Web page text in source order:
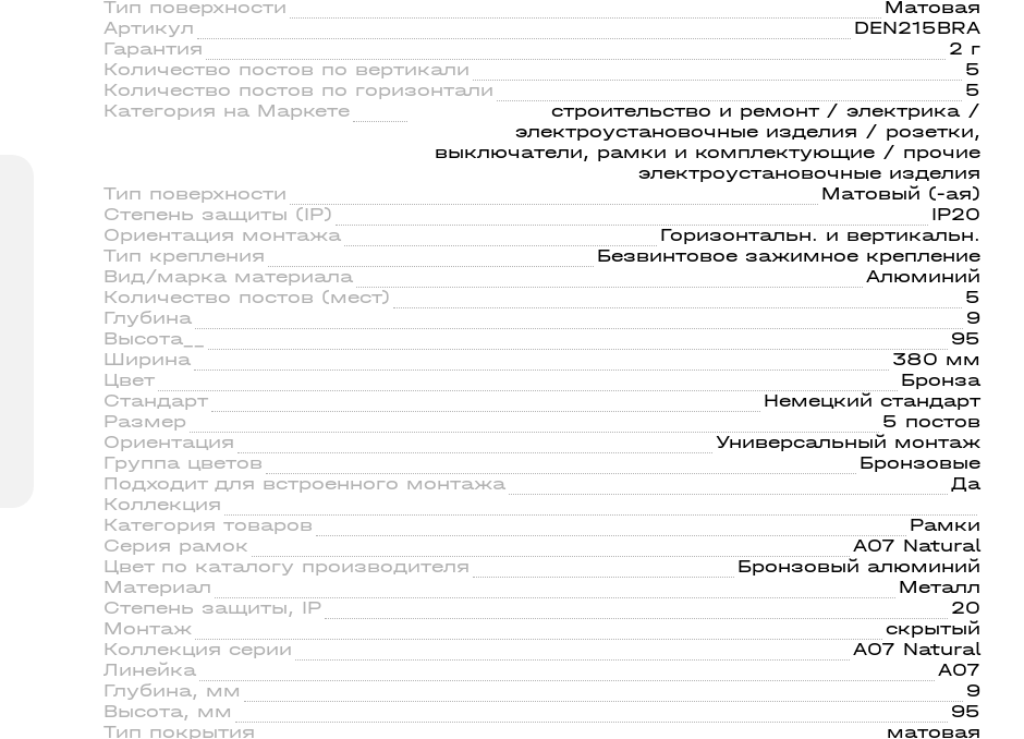
светильники56
45
светом21
Тип поверхности
Матовая
Артикул
DEN215BRA
Гарантия
2 г
Количество постов по вертикали
5
Количество постов по горизонтали
5
Категория на Маркете
строительство и ремонт / электрика /
электроустановочные изделия / розетки,
выключатели, рамки и комплектующие / прочие
электроустановочные изделия
Тип поверхности
Матовый (-ая)
Степень защиты (IP)
IP20
Ориентация монтажа
Горизонтальн. и вертикальн.
Тип крепления
Безвинтовое зажимное крепление
Вид/марка материала
Алюминий
Количество постов (мест)
5
Глубина
9
Высота__
95
Ширина
380 мм
Цвет
Бронза
Стандарт
Немецкий стандарт
Размер
5 постов
Ориентация
Универсальный монтаж
Группа цветов
Бронзовые
Подходит для встроенного монтажа
Да
Коллекция
Категория товаров
Рамки
Серия рамок
A07 Natural
Цвeт по каталогу производителя
Бронзовый алюминий
Материал
Металл
Степень зaщиты, IP
20
Монтаж
скрытый
Коллекция серии
A07 Natural
Линейка
A07
Глубина, мм
9
Высота, мм
95
Тип покрытия
матовая